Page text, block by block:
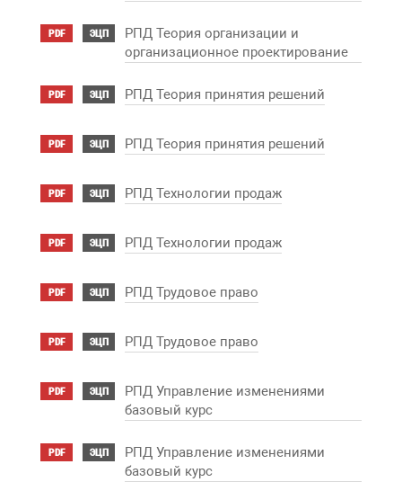
PDF ЭЦП
РПД Теория организации и
организационное проектирование
PDF ЭЦП РПД Теория принятия решений
PDF ЭЦП РПД Теория принятия решений
PDF ЭЦП РПД Технологии продаж
PDF ЭЦП РПД Технологии продаж
PDF ЭЦП РПД Трудовое право
PDF ЭЦП РПД Трудовое право
PDF ЭЦП
РПД Управление изменениями
базовый курс
PDF ЭЦП
РПД Управление изменениями
базовый курс